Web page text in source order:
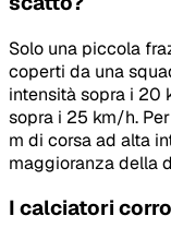
Solo una piccola
coperti da una
intensità sopra i 20
sopra i 25 km/h.
m di corsa ad alta
maggioranza della
I calciatori